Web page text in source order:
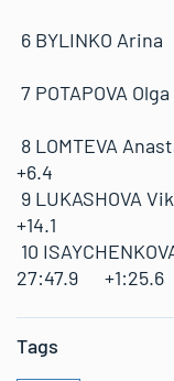
6 BYLINKO
7 POTAPOVA
8 LOMTEVA
+6.4
9
+14.1
10
27:47.9
Tags